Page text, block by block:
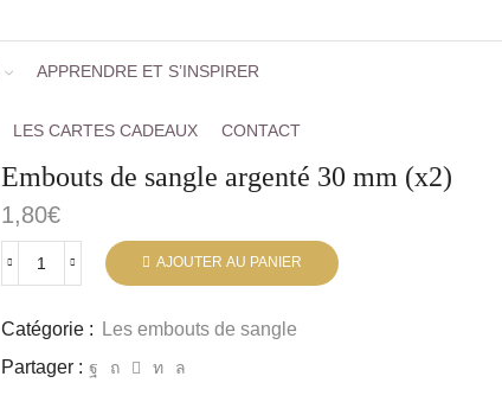
APPRENDRE ET S’INSPIRER
LES CARTES CADEAUX CONTACT
Embouts de sangle argenté 30 mm (x2)
1,80€
AJOUTER AU PANIER
Catégorie :
Les embouts de sangle
Partager :